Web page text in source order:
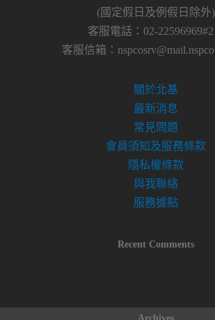
(國定假日及例假日除外)
客服電話：02-
客服信箱：
關於北基
最新消息
常見問題
會員須知及服務條款
隱私權條款
與我聯絡
服務據點
Recent Comments